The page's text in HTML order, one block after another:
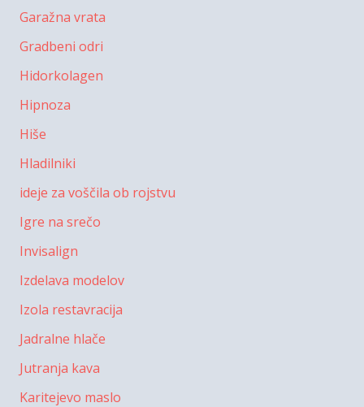
Garažna vrata
Gradbeni odri
Hidorkolagen
Hipnoza
Hiše
Hladilniki
ideje za voščila ob rojstvu
Igre na srečo
Invisalign
Izdelava modelov
Izola restavracija
Jadralne hlače
Jutranja kava
Karitejevo maslo